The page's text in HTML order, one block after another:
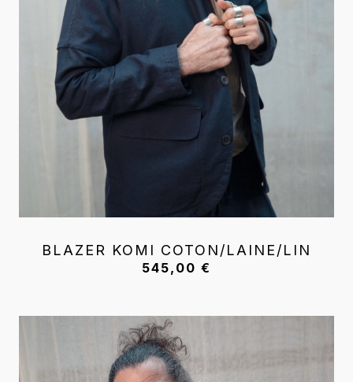
BLAZER KOMI COTON/LAINE/LIN
545,00 €